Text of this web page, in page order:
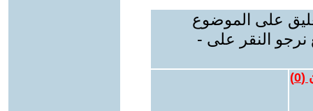
على الموضوع
نرجو النقر على -
(
0
)